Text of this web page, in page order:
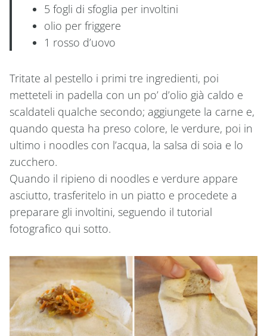
5 fogli di sfoglia per involtini
olio per friggere
1 rosso d’uovo
Tritate al pestello i primi tre ingredienti, poi
metteteli in padella con un po’ d’olio già caldo e
scaldateli qualche secondo; aggiungete la carne e,
quando questa ha preso colore, le verdure, poi in
ultimo i noodles con l’acqua, la salsa di soia e lo
zucchero.
Quando il ripieno di noodles e verdure appare
asciutto, trasferitelo in un piatto e procedete a
preparare gli involtini, seguendo il tutorial
fotografico qui sotto.